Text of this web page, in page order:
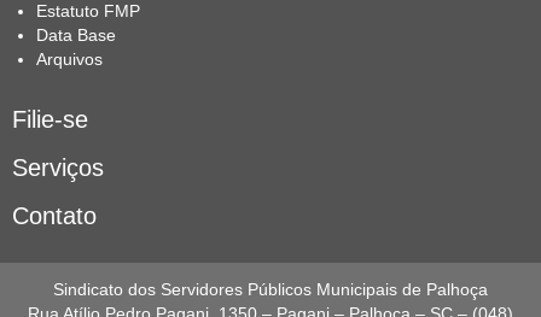
Estatuto FMP
Data Base
Arquivos
Filie-se
Serviços
Contato
Sindicato dos Servidores Públicos Municipais de Palhoça